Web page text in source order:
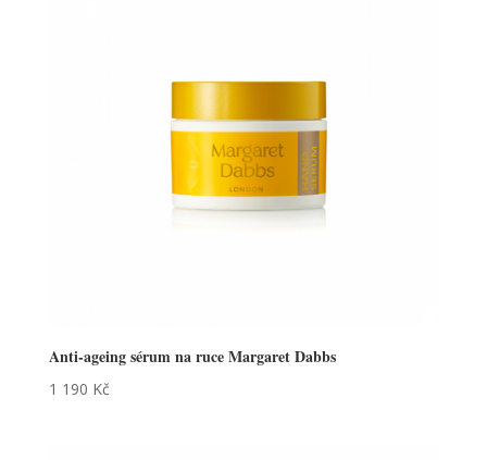
Anti-ageing sérum na ruce Margaret Dabbs
1 190 Kč